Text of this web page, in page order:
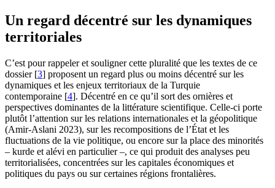
Un regard décentré sur les dynamiques
territoriales
C’est pour rappeler et souligner cette pluralité que les textes de ce
dossier[3] proposent un regard plus ou moins décentré sur les
dynamiques et les enjeux territoriaux de la Turquie
contemporaine [4]. Décentré en ce qu’il sort des ornières et
perspectives dominantes de la littérature scientifique. Celle-ci porte
plutôt l’attention sur les relations internationales et la géopolitique
(Amir-Aslani 2023), sur les recompositions de l’État et les
fluctuations de la vie politique, ou encore sur la place des minorités
– kurde et alévi en particulier –, ce qui produit des analyses peu
territorialisées, concentrées sur les capitales économiques et
politiques du pays ou sur certaines régions frontalières.